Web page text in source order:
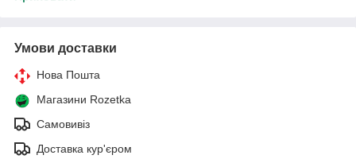
Умови доставки
Нова Пошта
Магазини Rozetka
Самовивіз
Доставка кур'єром